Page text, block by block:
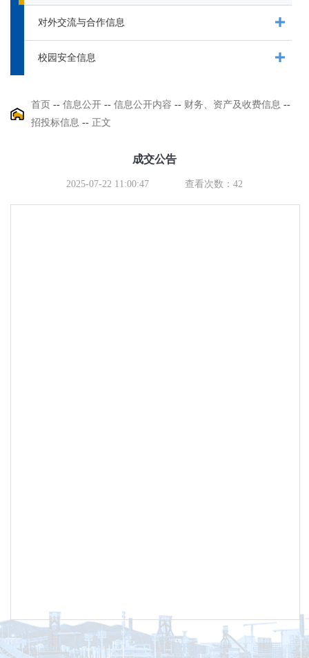
对外交流与合作信息
校园安全信息
首页 -- 信息公开 -- 信息公开内容 -- 财务、资产及收费信息 --
招投标信息 -- 正文
成交公告
2025-07-22 11:00:47 查看次数： 42